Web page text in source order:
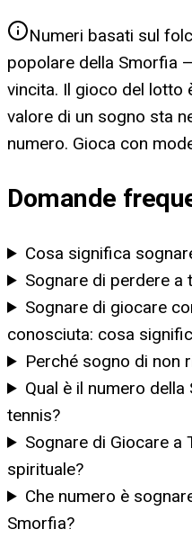
Numeri basati sul
popolare della Smorfia
vincita. Il gioco del lotto
valore di un sogno sta
numero. Gioca con
Domande
Cosa significa
Sognare di perdere a
Sognare di giocare
conosciuta: cosa
Perché sogno di non
Qual è il numero
tennis?
Sognare di Giocare a
spirituale?
Che numero è
Smorfia?